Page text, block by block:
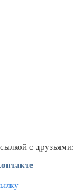
с друзьями: